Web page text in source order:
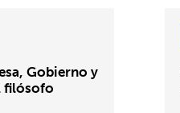
Gobierno y
filósofo